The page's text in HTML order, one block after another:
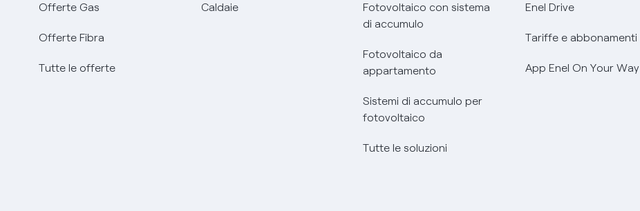
Offerte Gas
Offerte Fibra
Tutte le offerte
Caldaie
Fotovoltaico con sistema
di accumulo
Fotovoltaico da
appartamento
Sistemi di accumulo per
fotovoltaico
Tutte le soluzioni
Enel Drive
Tariffe e abbonamenti
App Enel On Your Way